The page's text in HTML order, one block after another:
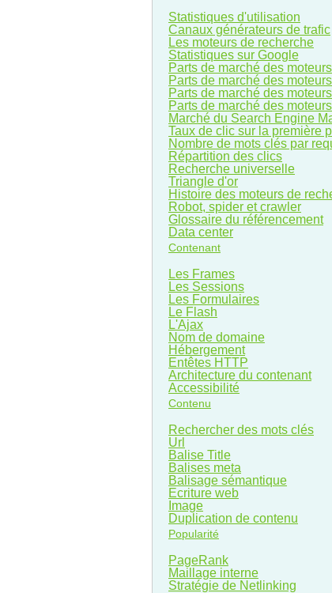
Statistiques d'utilisation
Canaux générateurs de trafic
Les moteurs de recherche
Statistiques sur Google
Parts de marché des moteurs
Parts de marché des
Parts de marché des
Parts de marché des
Marché du Search Engine
Taux de clic sur la première
Nombre de mots clés par
Répartition des clics
Recherche universelle
Triangle d'or
Histoire des moteurs de
Robot, spider et crawler
Glossaire du référencement
Data center
Contenant
Les Frames
Les Sessions
Les Formulaires
Le Flash
L'Ajax
Nom de domaine
Hébergement
Entêtes HTTP
Architecture du contenant
Accessibilité
Contenu
Rechercher des mots clés
Url
Balise Title
Balises meta
Balisage sémantique
Ecriture web
Image
Duplication de contenu
Popularité
PageRank
Maillage interne
Stratégie de Netlinking